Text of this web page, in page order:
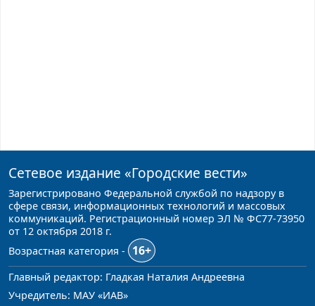
Сетевое издание «Городские вести»
Зарегистрировано Федеральной службой по надзору в
сфере связи, информационных технологий и массовых
коммуникаций. Регистрационный номер ЭЛ № ФС77-73950
от 12 октября 2018 г.
Возрастная категория -
16+
Главный редактор: Гладкая Наталия Андреевна
Учредитель: МАУ «ИАВ»